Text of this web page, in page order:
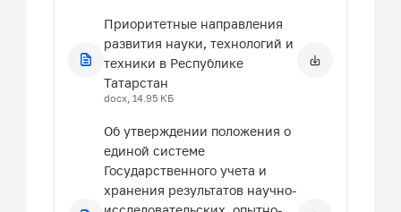
Приоритетные направления
развития науки, технологий и
техники в Республике
Татарстан
docx, 14.95 КБ
Об утверждении положения о
единой системе
Государственного учета и
хранения результатов научно-